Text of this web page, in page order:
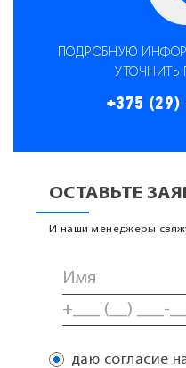
ПОДРОБНУЮ
УТОЧНИТЬ
+375
ОСТАВЬТЕ
И наши менеджеры
даю согласие